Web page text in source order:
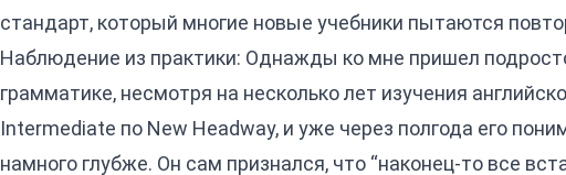
стандарт, который многие новые учебники пытаются
Наблюдение из практики: Однажды ко мне пришел
грамматике, несмотря на несколько лет изучения
Intermediate по New Headway, и уже через полгода его
намного глубже. Он сам признался, что “наконец-то все